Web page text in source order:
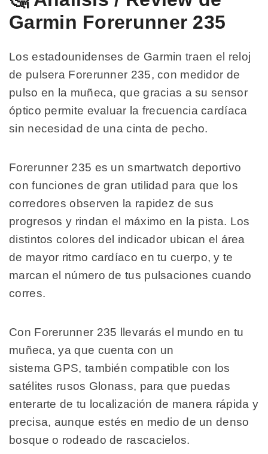
Garmin Forerunner 235
Los estadounidenses de Garmin traen el reloj
de pulsera Forerunner 235, con medidor de
pulso en la muñeca, que gracias a su sensor
óptico permite evaluar la frecuencia cardíaca
sin necesidad de una cinta de pecho.
Forerunner 235 es un smartwatch deportivo
con funciones de gran utilidad para que los
corredores observen la rapidez de sus
progresos y rindan el máximo en la pista. Los
distintos colores del indicador ubican el área
de mayor ritmo cardíaco en tu cuerpo, y te
marcan el número de tus pulsaciones cuando
corres.
Con Forerunner 235 llevarás el mundo en tu
muñeca, ya que cuenta con un
sistema GPS, también compatible con los
satélites rusos Glonass, para que puedas
enterarte de tu localización de manera rápida y
precisa, aunque estés en medio de un denso
bosque o rodeado de rascacielos.